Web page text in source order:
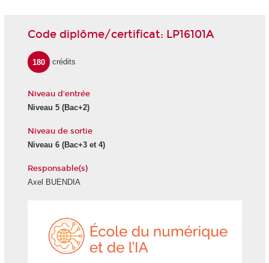
Code diplôme/certificat: LP16101A
180 crédits
Niveau d'entrée
Niveau 5 (Bac+2)
Niveau de sortie
Niveau 6 (Bac+3 et 4)
Responsable(s)
Axel BUENDIA